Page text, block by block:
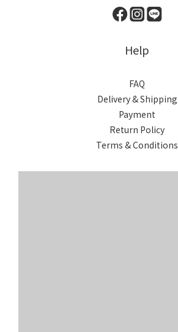
Help
FAQ
Delivery & Shipping
Payment
Return Policy
Terms & Conditions